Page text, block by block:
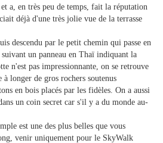
a, en très peu de temps, fait la réputation
déjà d'une très jolie vue de la terrasse
descendu par le petit chemin qui passe en
un panneau en Thaï indiquant la
n'est pas impressionnante, on se retrouve
longer de gros rochers soutenus
en bois placés par les fidèles. On a aussi
un coin secret car s'il y a du monde au-
est une des plus belles que vous
venir uniquement pour le SkyWalk